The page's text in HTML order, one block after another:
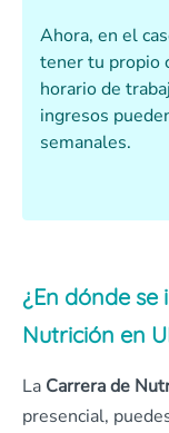
Ahora, en el
tener tu propio
horario de
ingresos
semanales.
¿En dónde
Nutrición en
La Carrera de
presencial,